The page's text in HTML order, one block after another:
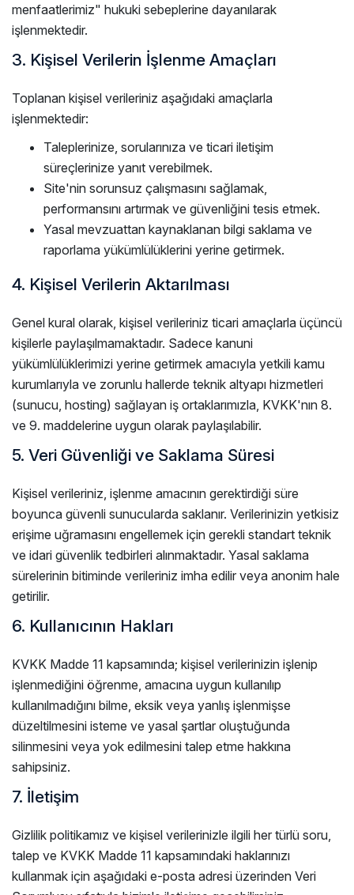
menfaatlerimiz" hukuki sebeplerine dayanılarak
işlenmektedir.
3. Kişisel Verilerin İşlenme Amaçları
Toplanan kişisel verileriniz aşağıdaki amaçlarla
işlenmektedir:
Taleplerinize, sorularınıza ve ticari iletişim
süreçlerinize yanıt verebilmek.
Site'nin sorunsuz çalışmasını sağlamak,
performansını artırmak ve güvenliğini tesis etmek.
Yasal mevzuattan kaynaklanan bilgi saklama ve
raporlama yükümlülüklerini yerine getirmek.
4. Kişisel Verilerin Aktarılması
Genel kural olarak, kişisel verileriniz ticari amaçlarla üçüncü
kişilerle paylaşılmamaktadır. Sadece kanuni
yükümlülüklerimizi yerine getirmek amacıyla yetkili kamu
kurumlarıyla ve zorunlu hallerde teknik altyapı hizmetleri
(sunucu, hosting) sağlayan iş ortaklarımızla, KVKK'nın 8.
ve 9. maddelerine uygun olarak paylaşılabilir.
5. Veri Güvenliği ve Saklama Süresi
Kişisel verileriniz, işlenme amacının gerektirdiği süre
boyunca güvenli sunucularda saklanır. Verilerinizin yetkisiz
erişime uğramasını engellemek için gerekli standart teknik
ve idari güvenlik tedbirleri alınmaktadır. Yasal saklama
sürelerinin bitiminde verileriniz imha edilir veya anonim hale
getirilir.
6. Kullanıcının Hakları
KVKK Madde 11 kapsamında; kişisel verilerinizin işlenip
işlenmediğini öğrenme, amacına uygun kullanılıp
kullanılmadığını bilme, eksik veya yanlış işlenmişse
düzeltilmesini isteme ve yasal şartlar oluştuğunda
silinmesini veya yok edilmesini talep etme hakkına
sahipsiniz.
7. İletişim
Gizlilik politikamız ve kişisel verilerinizle ilgili her türlü soru,
talep ve KVKK Madde 11 kapsamındaki haklarınızı
kullanmak için aşağıdaki e-posta adresi üzerinden Veri